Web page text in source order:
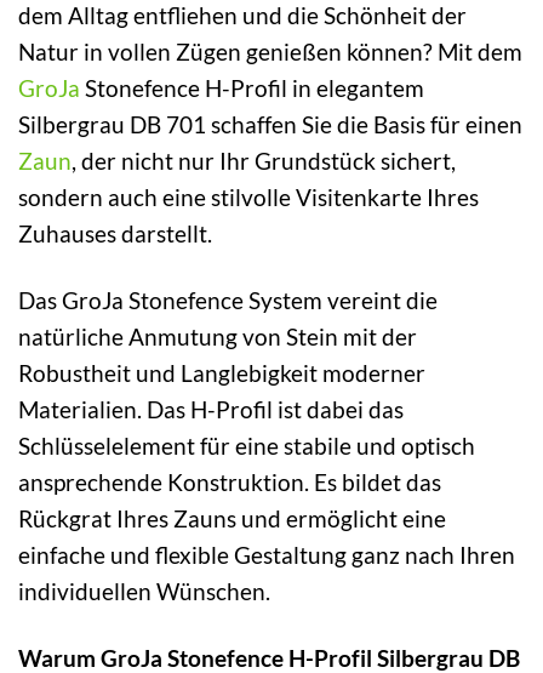
dem Alltag entfliehen und die Schönheit der
Natur in vollen Zügen genießen können? Mit dem
GroJa Stonefence H-Profil in elegantem
Silbergrau DB 701 schaffen Sie die Basis für einen
Zaun, der nicht nur Ihr Grundstück sichert,
sondern auch eine stilvolle Visitenkarte Ihres
Zuhauses darstellt.
Das GroJa Stonefence System vereint die
natürliche Anmutung von Stein mit der
Robustheit und Langlebigkeit moderner
Materialien. Das H-Profil ist dabei das
Schlüsselelement für eine stabile und optisch
ansprechende Konstruktion. Es bildet das
Rückgrat Ihres Zauns und ermöglicht eine
einfache und flexible Gestaltung ganz nach Ihren
individuellen Wünschen.
Warum GroJa Stonefence H-Profil Silbergrau DB